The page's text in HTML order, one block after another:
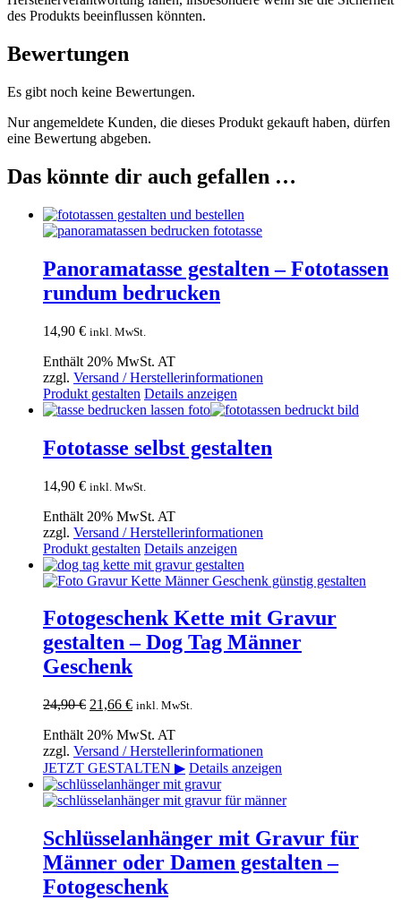
des Produkts beeinflussen könnten.
Bewertungen
Es gibt noch keine Bewertungen.
Nur angemeldete Kunden, die dieses Produkt gekauft haben, dürfen
eine Bewertung abgeben.
Das könnte dir auch gefallen …
Panoramatasse gestalten – Fototassen
rundum bedrucken
14,90 € inkl. MwSt.
Enthält 20% MwSt. AT
zzgl. Versand / Herstellerinformationen
Produkt gestalten Details anzeigen
Fototasse selbst gestalten
14,90 € inkl. MwSt.
Enthält 20% MwSt. AT
zzgl. Versand / Herstellerinformationen
Produkt gestalten Details anzeigen
Fotogeschenk Kette mit Gravur
gestalten – Dog Tag Männer
Geschenk
24,90€ Ursprünglicher
war:
24,90 €
21,66 €Aktueller
ist:
21,66 €.
inkl. MwSt.
Enthält 20% MwSt. AT
zzgl. Versand / Herstellerinformationen
JETZT GESTALTEN ▶ Details anzeigen
Schlüsselanhänger mit Gravur für
Männer oder Damen gestalten –
Fotogeschenk